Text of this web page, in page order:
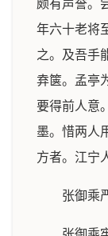
颇有声誉。
年六十老将
之。及吾手
弆箧。孟亭
要得前人意
墨。惜两人
方者。江宁
张御乘